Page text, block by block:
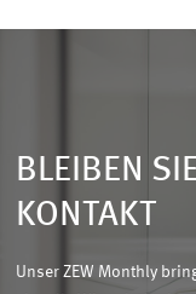
BLEIBEN
KONTAKT
Unser ZEW Monthly